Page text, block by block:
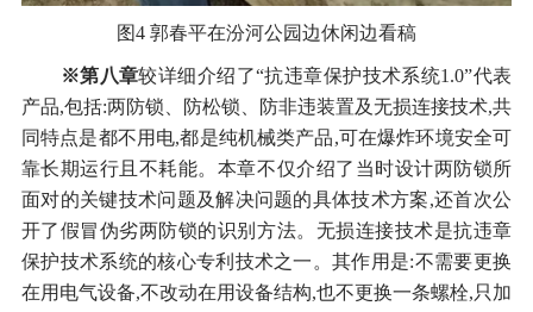
图4 郭春平在汾河公园边休闲边看稿
※第八章较详细介绍了“抗违章保护技术系统1.0”代表
产品,包括:两防锁、防松锁、防非违装置及无损连接技术,共
同特点是都不用电,都是纯机械类产品,可在爆炸环境安全可
靠长期运行且不耗能。本章不仅介绍了当时设计两防锁所
面对的关键技术问题及解决问题的具体技术方案,还首次公
开了假冒伪劣两防锁的识别方法。无损连接技术是抗违章
保护技术系统的核心专利技术之一。其作用是:不需要更换
在用电气设备,不改动在用设备结构,也不更换一条螺栓,只加